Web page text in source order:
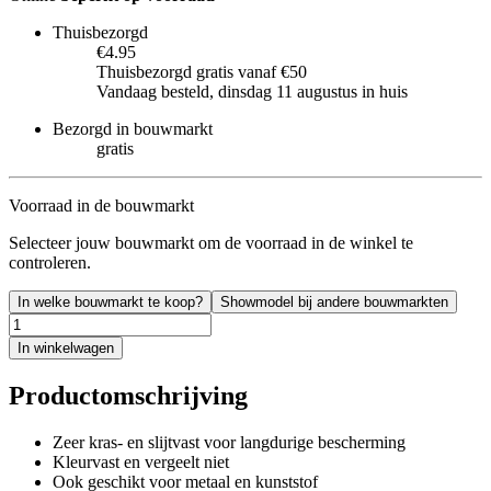
Thuisbezorgd
€4.95
Thuisbezorgd gratis vanaf €50
Vandaag besteld, dinsdag 11 augustus in huis
Bezorgd in bouwmarkt
gratis
Voorraad in de bouwmarkt
Selecteer jouw bouwmarkt om de voorraad in de winkel te
controleren.
In welke bouwmarkt te koop? Showmodel bij andere bouwmarkten
In winkelwagen
Productomschrijving
Zeer kras- en slijtvast voor langdurige bescherming
Kleurvast en vergeelt niet
Ook geschikt voor metaal en kunststof